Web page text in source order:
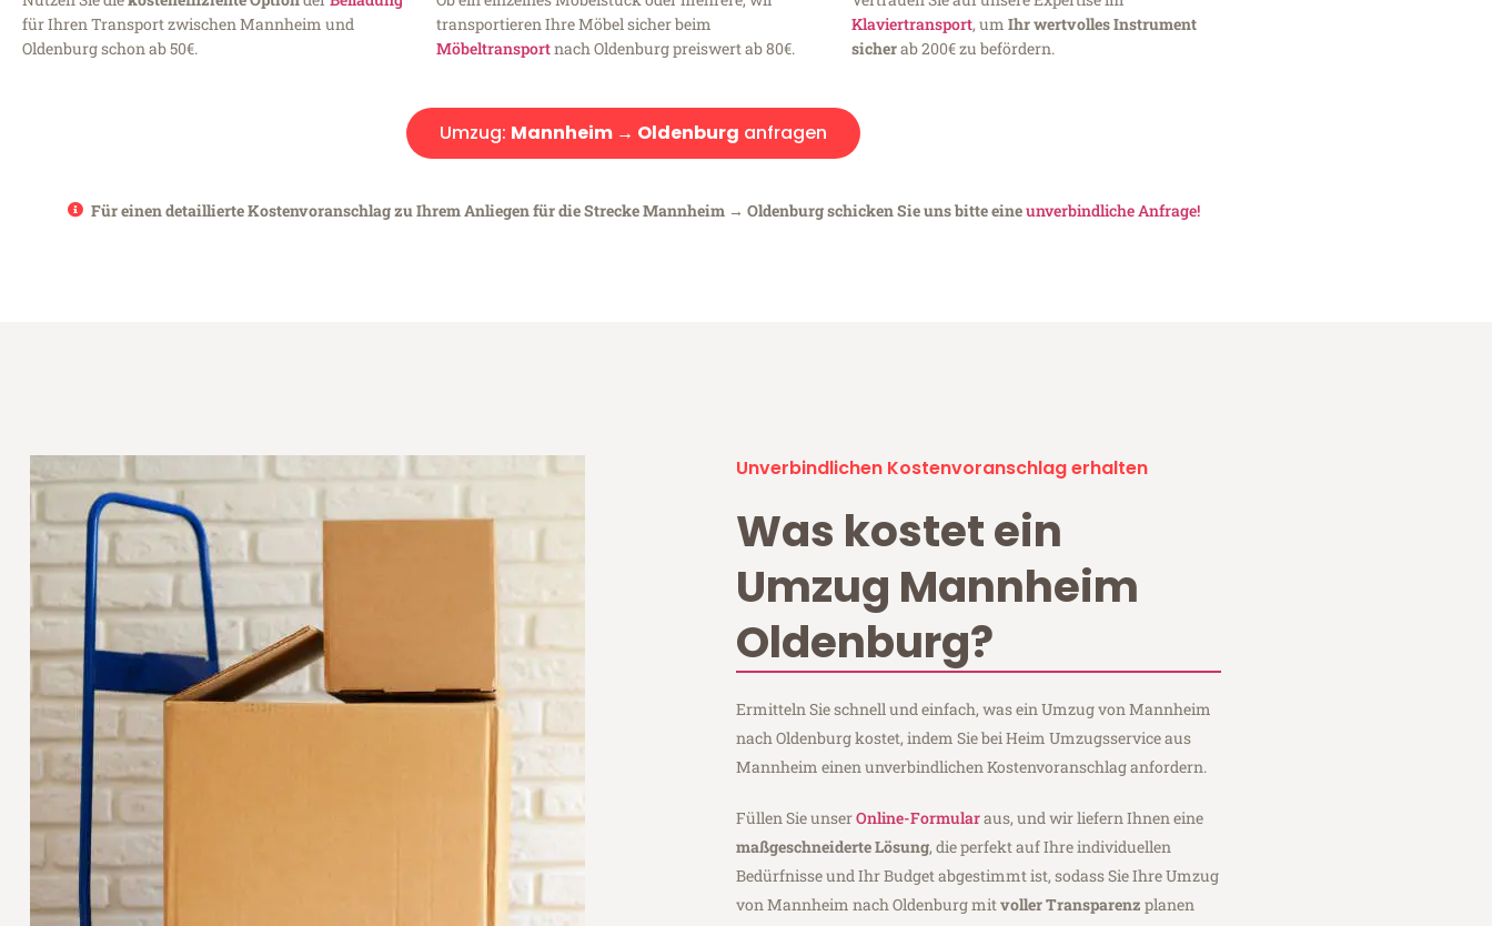
für Ihren Transport zwischen Mannheim und
Oldenburg schon ab 50€.
transportieren Ihre Möbel sicher beim
Möbeltransportnach Oldenburg preiswert ab 80€.
Klaviertransport, um Ihr wertvolles Instrument
sicherab 200€ zu befördern.
Umzug: Mannheim → Oldenburg anfragen
Für einen detaillierte Kostenvoranschlag zu Ihrem Anliegen für die Strecke Mannheim → Oldenburg schicken Sie uns bitte eineunverbindliche Anfrage!
Unverbindlichen Kostenvoranschlag erhalten
Was kostet ein
Umzug Mannheim
Oldenburg?
Ermitteln Sie schnell und einfach, was ein Umzug von Mannheim
nach Oldenburg kostet, indem Sie bei Heim Umzugsservice aus
Mannheim einen unverbindlichen Kostenvoranschlag anfordern.
Füllen Sie unserOnline-Formularaus, und wir liefern Ihnen eine
maßgeschneiderte Lösung, die perfekt auf Ihre individuellen
Bedürfnisse und Ihr Budget abgestimmt ist, sodass Sie Ihre Umzug
von Mannheim nach Oldenburg mitvoller Transparenz planen